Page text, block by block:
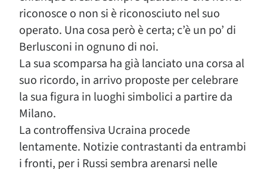
riconosce o non si è riconosciuto nel suo
operato. Una cosa però è certa; c’è un po’ di
Berlusconi in ognuno di noi.
La sua scomparsa ha già lanciato una corsa al
suo ricordo, in arrivo proposte per celebrare
la sua figura in luoghi simbolici a partire da
Milano.
La controffensiva Ucraina procede
lentamente. Notizie contrastanti da entrambi
i fronti, per i Russi sembra arenarsi nelle